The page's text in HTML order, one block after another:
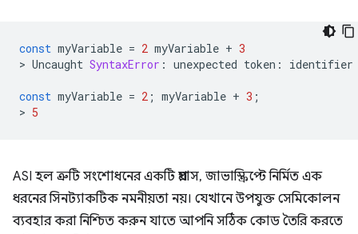
const myVariable = 2 myVariable + 3
> Uncaught SyntaxError : unexpected token : identifier
const myVariable = 2 ; myVariable + 3 ;
> 5
ASI হল ত্রুটি সংশোধনের একটি প্রয়াস, জাভাস্ক্রিপ্টে নির্মিত এক
ধরনের সিনট্যাকটিক নমনীয়তা নয়। যেখানে উপযুক্ত সেমিকোলন
ব্যবহার করা নিশ্চিত করুন যাতে আপনি সঠিক কোড তৈরি করতে